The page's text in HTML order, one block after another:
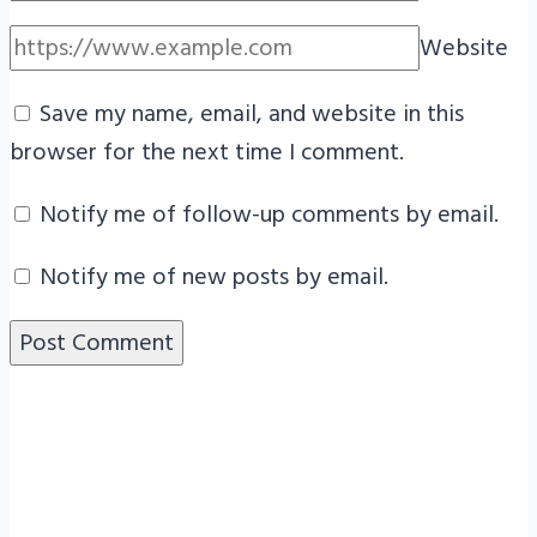
Website
Save my name, email, and website in this
browser for the next time I comment.
Notify me of follow-up comments by email.
Notify me of new posts by email.